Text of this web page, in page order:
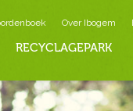
Over Ibogem
RECYCLAGEPARK